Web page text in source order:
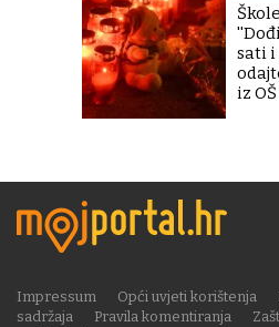
sati i
iz
Impressum Opći uvjeti korištenja
sadržaja
Pravila komentiranja